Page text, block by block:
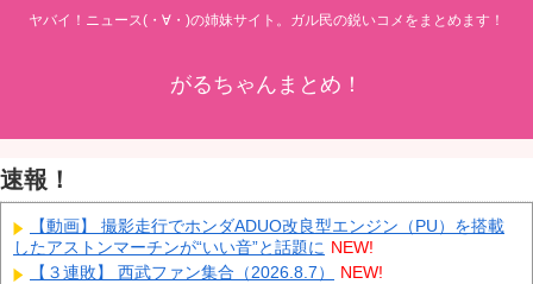
ヤバイ！ニュース(・∀・)の姉妹サイト。ガル民の鋭いコメをまとめます！
がるちゃんまとめ！
速報！
【動画】 撮影走行でホンダADUO改良型エンジン（PU）を搭載
したアストンマーチンが“いい音”と話題に NEW!
【３連敗】 西武ファン集合（2026.8.7）
NEW!